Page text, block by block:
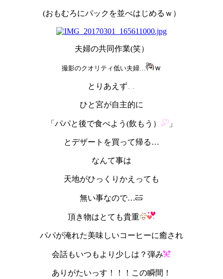
(おもむろにパックを並べはじめるｗ）
夫婦の共同作業(笑）
撮影のクオリティ低い夫婦… ｗ
とりあえず
ひと宮が自主的に
「パパと後で食べよう(飲もう） 」
とデザートを買って帰る…
なんて事は
天地がひっくりかえっても
無い事なので…
頂き物はとても貴重
パパが淹れた美味しいコーヒーに癒され
会話もいつもより少しは？弾み
ありがたいっす！！！この瞬間！